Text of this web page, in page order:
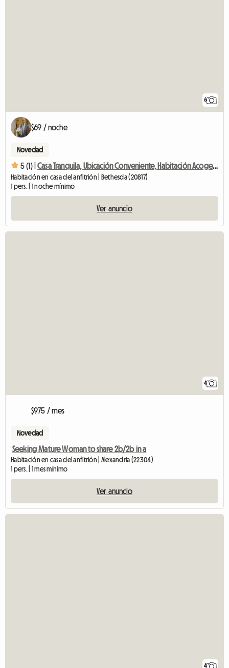
6
$69 / noche
Novedad
5 (1) | Casa Tranquila, Ubicación Conveniente, Habitación Acogedora
Habitación en casa del anfitrión | Bethesda (20817)
1 pers. | 1 noche mínimo
Ver anuncio
4
$975 / mes
Novedad
Seeking Mature Woman to share 2b/2b in a
Habitación en casa del anfitrión | Alexandria (22304)
1 pers. | 1 mes mínimo
Ver anuncio
4